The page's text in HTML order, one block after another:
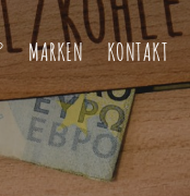
MARKEN KONTAKT